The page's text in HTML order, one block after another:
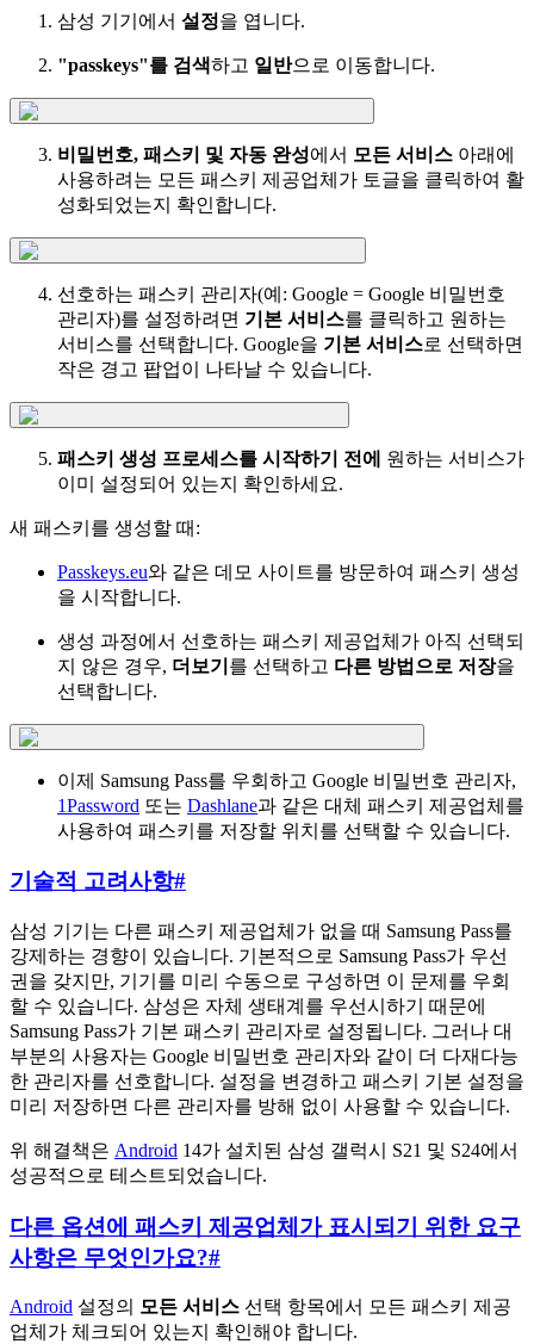
삼성 기기에서 설정을 엽니다.
"passkeys"를 검색하고 일반으로 이동합니다.
비밀번호, 패스키 및 자동 완성에서 모든 서비스 아래에
사용하려는 모든 패스키 제공업체가 토글을 클릭하여 활
성화되었는지 확인합니다.
선호하는 패스키 관리자(예: Google = Google 비밀번호
관리자)를 설정하려면 기본 서비스를 클릭하고 원하는
서비스를 선택합니다. Google을 기본 서비스로 선택하면
작은 경고 팝업이 나타날 수 있습니다.
패스키 생성 프로세스를 시작하기 전에
원하는 서비스가
이미 설정되어 있는지 확인하세요.
새 패스키를 생성할 때:
Passkeys.eu와 같은 데모 사이트를 방문하여 패스키 생성
을 시작합니다.
생성 과정에서 선호하는 패스키 제공업체가 아직 선택되
지 않은 경우, 더보기 를 선택하고 다른 방법으로 저장을
선택합니다.
이제 Samsung Pass를 우회하고 Google 비밀번호 관리자,
1Password 또는 Dashlane과 같은 대체 패스키 제공업체를
사용하여 패스키를 저장할 위치를 선택할 수 있습니다.
기술적 고려사항#
삼성 기기는 다른 패스키 제공업체가 없을 때 Samsung Pass를
강제하는 경향이 있습니다. 기본적으로 Samsung Pass가 우선
권을 갖지만, 기기를 미리 수동으로 구성하면 이 문제를 우회
할 수 있습니다. 삼성은 자체 생태계를 우선시하기 때문에
Samsung Pass가 기본 패스키 관리자로 설정됩니다. 그러나 대
부분의 사용자는 Google 비밀번호 관리자와 같이 더 다재다능
한 관리자를 선호합니다. 설정을 변경하고 패스키 기본 설정을
미리 저장하면 다른 관리자를 방해 없이 사용할 수 있습니다.
위 해결책은 Android 14가 설치된 삼성 갤럭시 S21 및 S24에서
성공적으로 테스트되었습니다.
다른 옵션에 패스키 제공업체가 표시되기 위한 요구
사항은 무엇인가요?#
Android 설정의 모든 서비스 선택 항목에서 모든 패스키 제공
업체가 체크되어 있는지 확인해야 합니다.